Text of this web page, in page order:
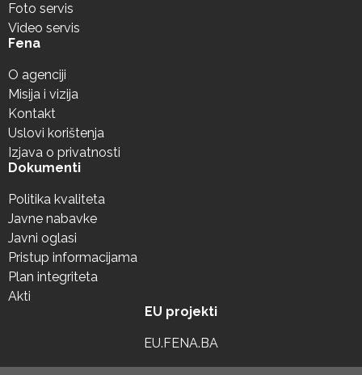
Foto servis
Video servis
Fena
O agenciji
Misija i vizija
Kontakt
Uslovi korištenja
Izjava o privatnosti
Dokumenti
Politika kvaliteta
Javne nabavke
Javni oglasi
Pristup informacijama
Plan integriteta
Akti
EU projekti
EU.FENA.BA